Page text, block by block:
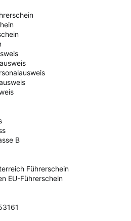
B
Führerschein
EU-Führerschein